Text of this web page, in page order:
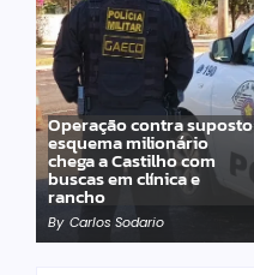
Operação contra suposto
esquema milionário
chega a Castilho com
buscas em clínica e
rancho
By Carlos Sodario